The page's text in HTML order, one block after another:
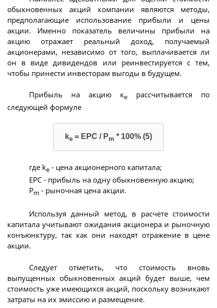
обыкновенных акций компании являются методы,
предполагающие использование прибыли и цены
акции. Именно показатель величины прибыли на
акцию отражает реальный доход, получаемый
акционерами, независимо от того, выплачивается ли
он в виде дивидендов или реинвестируется с тем,
чтобы принести инвесторам выгоды в будущем.
Прибыль на акцию ке рассчитывается по
следующей формуле
ke = EPC / Pm * 100% (5)
где kе - цена акционерного капитала;
ЕРС - прибыль на одну обыкновенную акцию;
Рm - рыночная цена акции.
Используя данный метод, в расчете стоимости
капитала учитывают ожидания акционера и рыночную
конъюнктуру, так как они находят отражение в цене
акции.
Следует отметить, что стоимость вновь
выпущенных обыкновенных акций будет выше, чем
стоимость уже имеющихся акций, поскольку возникают
затраты на их эмиссию и размещение.